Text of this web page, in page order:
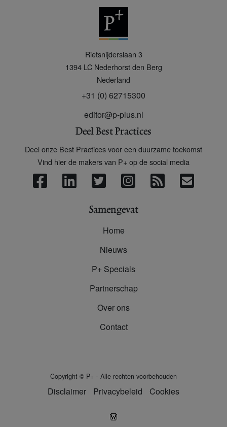
Rietsnijderslaan 3
1394 LC Nederhorst den Berg
Nederland
+31 (0) 62715300
editor@p-plus.nl
Deel Best Practices
Deel onze Best Practices voor een duurzame toekomst
Vind hier de makers van P+ op de social media
Samengevat
Home
Nieuws
P+ Specials
Partnerschap
Over ons
Contact
Copyright © P+ - Alle rechten voorbehouden
Disclaimer Privacybeleid Cookies